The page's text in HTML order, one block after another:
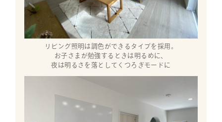
リビング照明は調色ができるタイプを採用。
お子さまが勉強するときは明るめに、
夜は明るさを落としてくつろぎモードに